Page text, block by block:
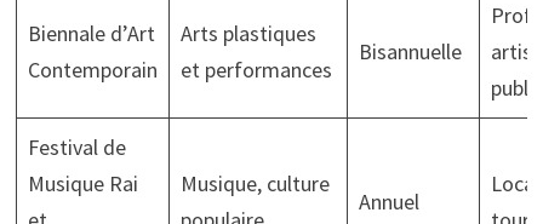
Biennale d’Art
Contemporain
Arts plastiques
et performances
Bisannuelle
public
Festival de
Musique Rai
Musique, culture
Annuel